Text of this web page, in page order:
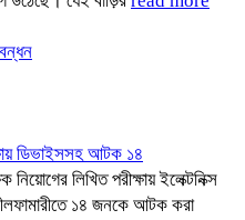
ডিভাইসসহ আটক ১৪
নিয়োগের লিখিত পরীক্ষায় ইলেক্টনিক্স
১৪ জনকে আটক করা